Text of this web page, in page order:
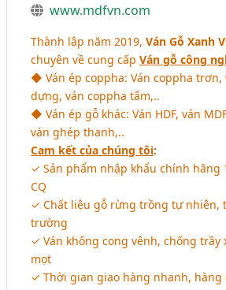
www.mdfvn.com
Thành lập năm 2019,Ván Gỗ Xanh
chuyên về cung cấpVán gỗ công
◆ Ván ép coppha: Ván coppha trơn,
dựng, ván coppha tấm,..
◆ Ván ép gỗ khác: Ván HDF, ván
ván ghép thanh,..
Cam kết của chúng tôi:
✓ Sản phẩm nhập khẩu chính hãng
CQ
✓ Chất liệu gỗ rừng trồng tự nhiên,
trường
✓ Ván không cong vênh, chống trầy
mọt
✓ Thời gian giao hàng nhanh, hàng